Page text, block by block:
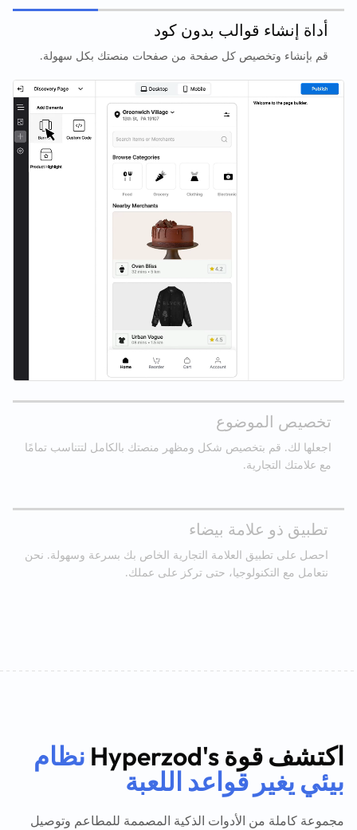
أداة إنشاء قوالب بدون كود
قم بإنشاء وتخصيص كل صفحة من صفحات منصتك بكل سهولة.
تخصيص الموضوع
اجعلها لك. قم بتخصيص شكل ومظهر منصتك بالكامل لتتناسب تمامًا
مع علامتك التجارية.
تطبيق ذو علامة بيضاء
احصل على تطبيق العلامة التجارية الخاص بك بسرعة وسهولة. نحن
نتعامل مع التكنولوجيا، حتى تركز على عملك.
اكتشف قوة Hyperzod's
نظام
بيئي يغير قواعد اللعبة
مجموعة كاملة من الأدوات الذكية المصممة للمطاعم وتوصيل